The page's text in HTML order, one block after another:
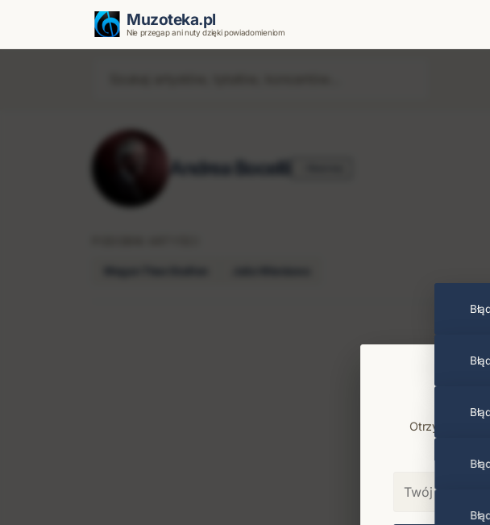
Muzoteka.pl
Nie przegap ani nuty dzięki powiadomieniom
Andrea Bocelli
Najnowsze wiadomości i
Otrzymuj info